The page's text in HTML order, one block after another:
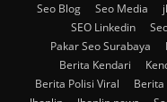
Seo Blog Seo Media
SEO Linkedin
Pakar Seo Surabaya
Berita Kendari
Berita Polisi Viral
Berita